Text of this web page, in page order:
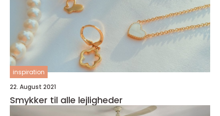
inspiration
22. August 2021
Smykker til alle lejligheder